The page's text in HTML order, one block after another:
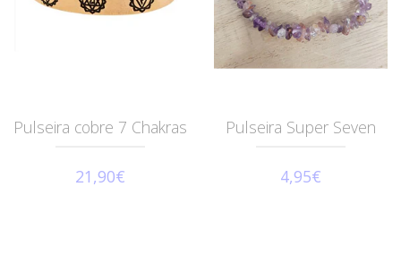
Pulseira cobre 7 Chakras
21,90€
Pulseira Super Seven
4,95€